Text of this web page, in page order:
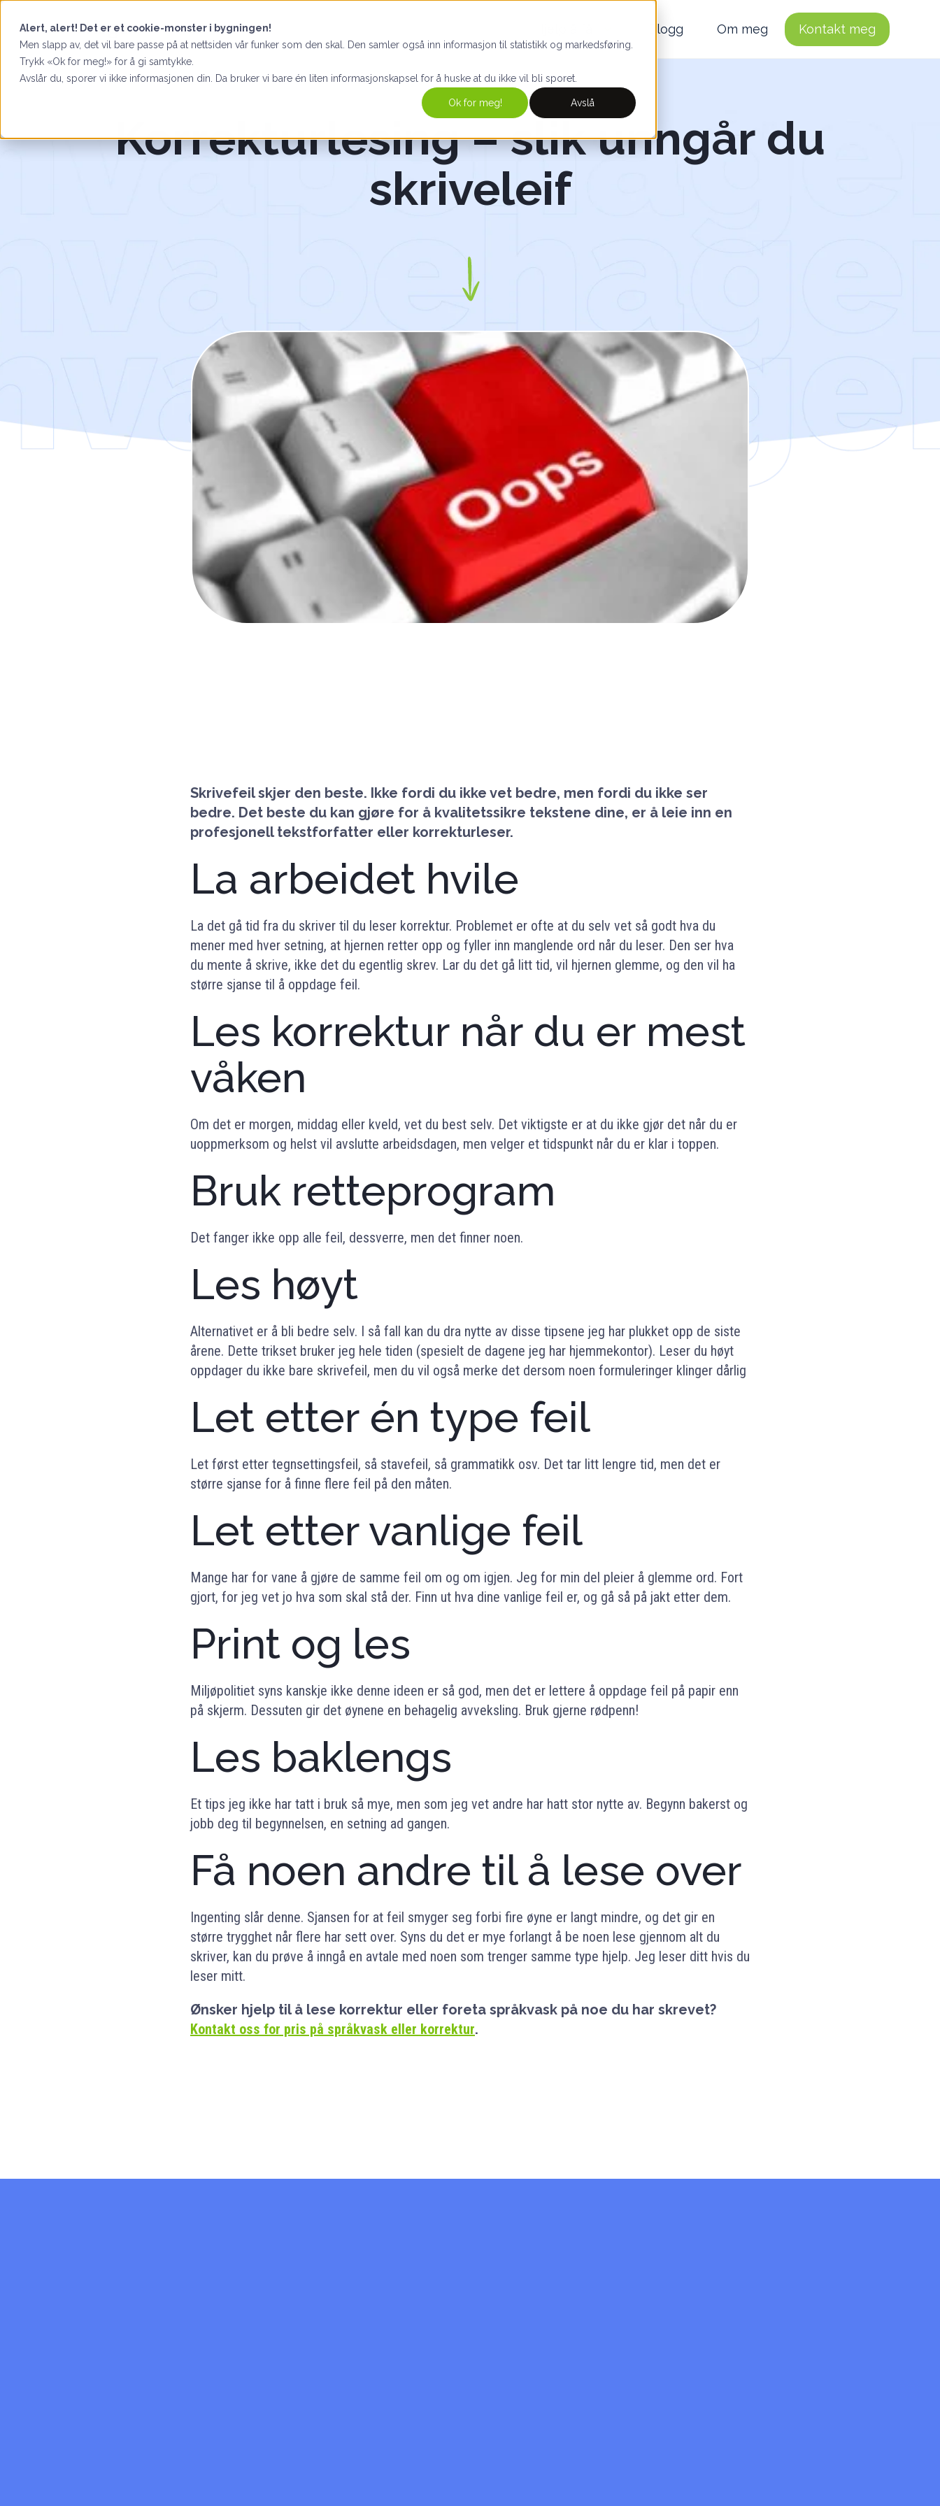
Alert, alert! Det er et cookie-monster i bygningen!
Men slapp av, det vil bare passe på at nettsiden vår funker som den skal. Den samler også inn informasjon til statistikk og markedsføring.
Trykk «Ok for meg!» for å gi samtykke.
Avslår du, sporer vi ikke informasjonen din. Da bruker vi bare én liten informasjonskapsel for å huske at du ikke vil bli sporet.
Ok for meg! Avslå
Blogg Om meg Kontakt meg
Korrekturlesing – slik unngår du
skriveleif
Skrivefeil skjer den beste. Ikke fordi du ikke vet bedre, men fordi du ikke ser
bedre. Det beste du kan gjøre for å kvalitetssikre tekstene dine, er å leie inn en
profesjonell tekstforfatter eller korrekturleser.
La arbeidet hvile
La det gå tid fra du skriver til du leser korrektur. Problemet er ofte at du selv vet så godt hva du
mener med hver setning, at hjernen retter opp og fyller inn manglende ord når du leser. Den ser hva
du mente å skrive, ikke det du egentlig skrev. Lar du det gå litt tid, vil hjernen glemme, og den vil ha
større sjanse til å oppdage feil.
Les korrektur når du er mest
våken
Om det er morgen, middag eller kveld, vet du best selv. Det viktigste er at du ikke gjør det når du er
uoppmerksom og helst vil avslutte arbeidsdagen, men velger et tidspunkt når du er klar i toppen.
Bruk retteprogram
Det fanger ikke opp alle feil, dessverre, men det finner noen.
Les høyt
Alternativet er å bli bedre selv. I så fall kan du dra nytte av disse tipsene jeg har plukket opp de siste
årene. Dette trikset bruker jeg hele tiden (spesielt de dagene jeg har hjemmekontor). Leser du høyt
oppdager du ikke bare skrivefeil, men du vil også merke det dersom noen formuleringer klinger dårlig
Let etter én type feil
Let først etter tegnsettingsfeil, så stavefeil, så grammatikk osv. Det tar litt lengre tid, men det er
større sjanse for å finne flere feil på den måten.
Let etter vanlige feil
Mange har for vane å gjøre de samme feil om og om igjen. Jeg for min del pleier å glemme ord. Fort
gjort, for jeg vet jo hva som skal stå der. Finn ut hva dine vanlige feil er, og gå så på jakt etter dem.
Print og les
Miljøpolitiet syns kanskje ikke denne ideen er så god, men det er lettere å oppdage feil på papir enn
på skjerm. Dessuten gir det øynene en behagelig avveksling. Bruk gjerne rødpenn!
Les baklengs
Et tips jeg ikke har tatt i bruk så mye, men som jeg vet andre har hatt stor nytte av. Begynn bakerst og
jobb deg til begynnelsen, en setning ad gangen.
Få noen andre til å lese over
Ingenting slår denne. Sjansen for at feil smyger seg forbi fire øyne er langt mindre, og det gir en
større trygghet når flere har sett over. Syns du det er mye forlangt å be noen lese gjennom alt du
skriver, kan du prøve å inngå en avtale med noen som trenger samme type hjelp. Jeg leser ditt hvis du
leser mitt.
Ønsker hjelp til å lese korrektur eller foreta språkvask på noe du har skrevet?
Kontakt oss for pris på språkvask eller korrektur.